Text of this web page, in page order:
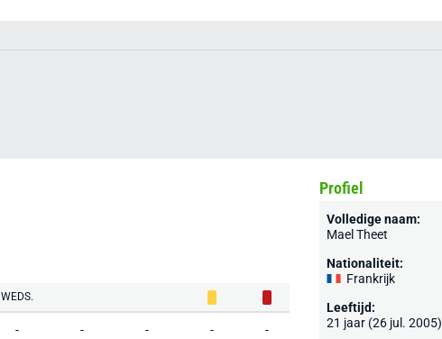
WEDS.
- - - - -
Profiel
Volledige naam:
Mael Theet
Nationaliteit:
Frankrijk
Leeftijd:
21 jaar (26 jul. 2005)